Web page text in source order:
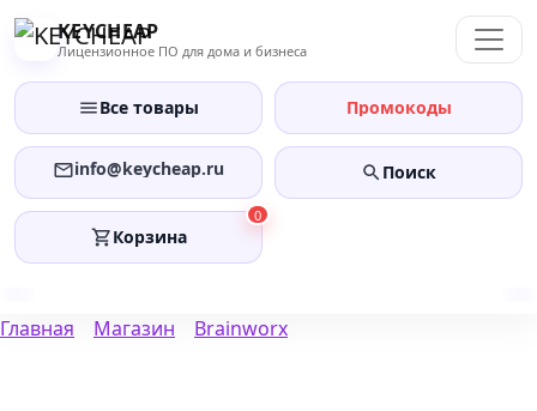
Перейти
KEYCHEAP
Лицензионное ПО для дома и бизнеса
Все товары Промокоды
info@keycheap.ru Поиск
0
Корзина
Главная Магазин Brainworx